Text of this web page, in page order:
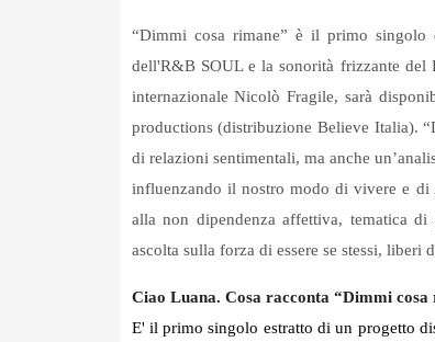
“Dimmi cosa rimane” è il primo
dell'R&B SOUL e la sonorità frizzante del
internazionale Nicolò Fragile, sarà
productions (distribuzione Believe Italia).
di relazioni sentimentali, ma anche
influenzando il nostro modo di vivere e
alla non dipendenza affettiva, tematica
ascolta sulla forza di essere se stessi,
Ciao Luana. Cosa racconta “Dimmi
E' il primo singolo estratto di un progetto